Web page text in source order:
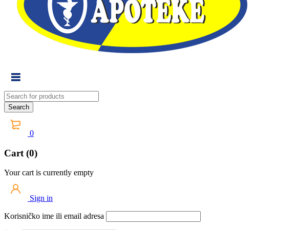
0
Cart (0)
Your cart is currently empty
Sign in
Korisničko ime ili email adresa